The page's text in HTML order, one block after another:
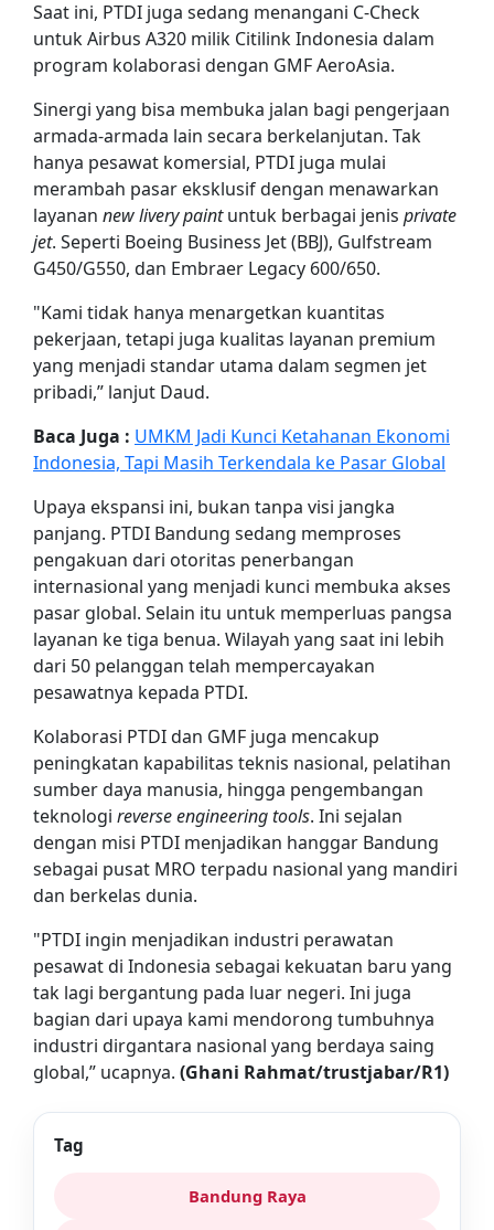
Saat ini, PTDI juga sedang menangani C-Check
untuk Airbus A320 milik Citilink Indonesia dalam
program kolaborasi dengan GMF AeroAsia.
Sinergi yang bisa membuka jalan bagi pengerjaan
armada-armada lain secara berkelanjutan. Tak
hanya pesawat komersial, PTDI juga mulai
merambah pasar eksklusif dengan menawarkan
layanan new livery paintuntuk berbagai jenis private
jet. Seperti Boeing Business Jet (BBJ), Gulfstream
G450/G550, dan Embraer Legacy 600/650.
"Kami tidak hanya menargetkan kuantitas
pekerjaan, tetapi juga kualitas layanan premium
yang menjadi standar utama dalam segmen jet
pribadi,” lanjut Daud.
Baca Juga : UMKM Jadi Kunci Ketahanan Ekonomi
Indonesia, Tapi Masih Terkendala ke Pasar Global
Upaya ekspansi ini, bukan tanpa visi jangka
panjang. PTDI Bandung sedang memproses
pengakuan dari otoritas penerbangan
internasional yang menjadi kunci membuka akses
pasar global. Selain itu untuk memperluas pangsa
layanan ke tiga benua. Wilayah yang saat ini lebih
dari 50 pelanggan telah mempercayakan
pesawatnya kepada PTDI.
Kolaborasi PTDI dan GMF juga mencakup
peningkatan kapabilitas teknis nasional, pelatihan
sumber daya manusia, hingga pengembangan
teknologi reverse engineering tools. Ini sejalan
dengan misi PTDI menjadikan hanggar Bandung
sebagai pusat MRO terpadu nasional yang mandiri
dan berkelas dunia.
"PTDI ingin menjadikan industri perawatan
pesawat di Indonesia sebagai kekuatan baru yang
tak lagi bergantung pada luar negeri. Ini juga
bagian dari upaya kami mendorong tumbuhnya
industri dirgantara nasional yang berdaya saing
global,” ucapnya. (Ghani Rahmat/trustjabar/R1)
Tag
Bandung Raya